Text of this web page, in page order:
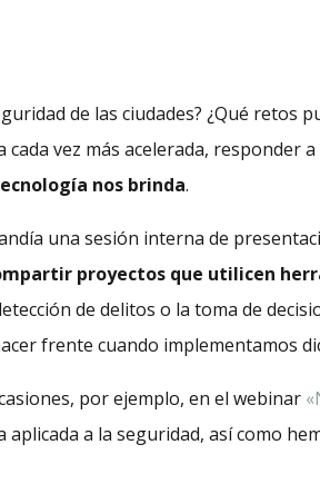
de las ciudades? ¿Qué
vez más acelerada, responder
nos brinda.
una sesión interna de
proyectos que utilicen
de delitos o la toma de
frente cuando implementamos
por ejemplo, en el webinar
a la seguridad, así como